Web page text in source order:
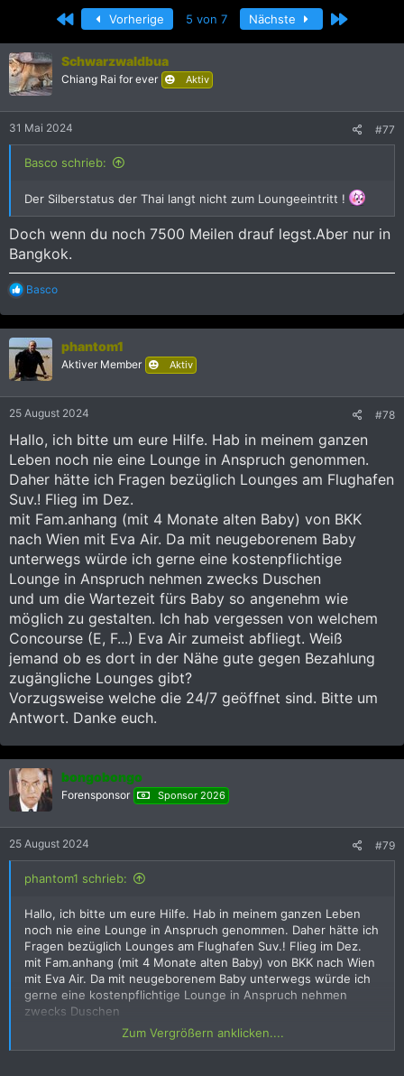
e
l
l
e
s
t
e
l
l
Erste Vorherige 5 von 7 Nächste Letzte
Schwarzwaldbua
Chiang Rai for ever Aktiv
31 Mai 2024 #77
Basco schrieb:
Der Silberstatus der Thai langt nicht zum Loungeeintritt !
Doch wenn du noch 7500 Meilen drauf legst.Aber nur in
Bangkok.
R
a
k
t
o
n
Basco
phantom1
Aktiver Member Aktiv
25 August 2024 #78
Hallo, ich bitte um eure Hilfe. Hab in meinem ganzen
Leben noch nie eine Lounge in Anspruch genommen.
Daher hätte ich Fragen bezüglich Lounges am Flughafen
Suv.! Flieg im Dez.
mit Fam.anhang (mit 4 Monate alten Baby) von BKK
nach Wien mit Eva Air. Da mit neugeborenem Baby
unterwegs würde ich gerne eine kostenpflichtige
Lounge in Anspruch nehmen zwecks Duschen
und um die Wartezeit fürs Baby so angenehm wie
möglich zu gestalten. Ich hab vergessen von welchem
Concourse (E, F...) Eva Air zumeist abfliegt. Weiß
jemand ob es dort in der Nähe gute gegen Bezahlung
zugängliche Lounges gibt?
Vorzugsweise welche die 24/7 geöffnet sind. Bitte um
Antwort. Danke euch.
bongobongo
Forensponsor Sponsor 2026
25 August 2024 #79
phantom1 schrieb:
Hallo, ich bitte um eure Hilfe. Hab in meinem ganzen Leben
noch nie eine Lounge in Anspruch genommen. Daher hätte ich
Fragen bezüglich Lounges am Flughafen Suv.! Flieg im Dez.
mit Fam.anhang (mit 4 Monate alten Baby) von BKK nach Wien
mit Eva Air. Da mit neugeborenem Baby unterwegs würde ich
gerne eine kostenpflichtige Lounge in Anspruch nehmen
zwecks Duschen
und um die Wartezeit fürs Baby so angenehm wie möglich zu
gestalten. Ich hab vergessen von welchem Concourse (E, F...)
Zum Vergrößern anklicken....